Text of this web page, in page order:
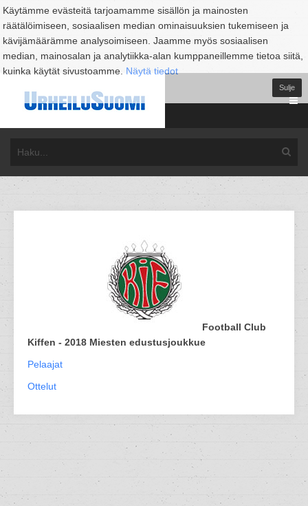
Käytämme evästeitä tarjoamamme sisällön ja mainosten
räätälöimiseen, sosiaalisen median ominaisuuksien tukemiseen ja
kävijämäärämme analysoimiseen. Jaamme myös sosiaalisen
median, mainosalan ja analytiikka-alan kumppaneillemme tietoa siitä,
kuinka käytät sivustoamme. Näytä tiedot
Sulje
Football Club
Kiffen - 2018 Miesten edustusjoukkue
Pelaajat
Ottelut